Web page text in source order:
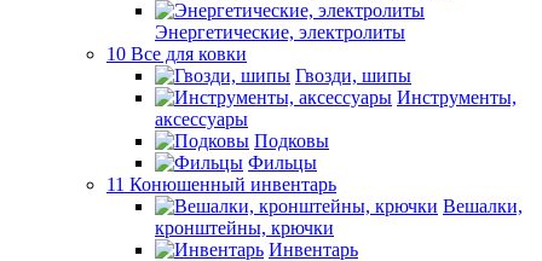
Энергетические, электролиты
10 Все для ковки
Гвозди, шипы
Инструменты,
аксессуары
Подковы
Фильцы
11 Конюшенный инвентарь
Вешалки,
кронштейны, крючки
Инвентарь